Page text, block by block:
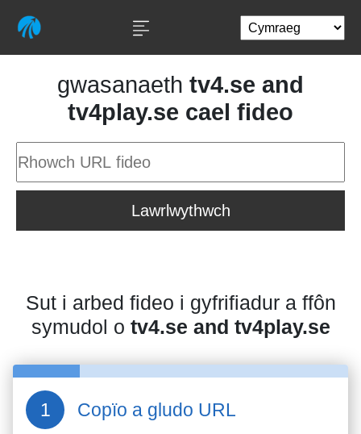
gwasanaeth tv4.se and
tv4play.se cael fideo
Lawrlwythwch
Sut i arbed fideo i gyfrifiadur a ffôn
symudol o tv4.se and tv4play.se
Copïo a gludo URL